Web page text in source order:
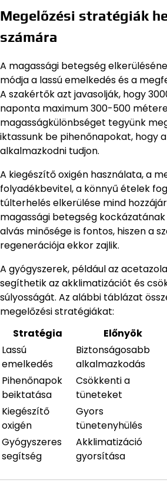
Megelőzési stratégiák
számára
A magassági betegség
módja a lassú emelkedés és a
A szakértők azt javasolják, hogy
naponta maximum 300-500
magasságkülönbséget tegyünk
iktassunk be pihenőnapokat, hogy
alkalmazkodni tudjon.
A kiegészítő oxigén használata, a
folyadékbevitel, a könnyű ételek
túlterhelés elkerülése mind
magassági betegség
alvás minősége is fontos, hiszen a
regenerációja ekkor zajlik.
A gyógyszerek, például az
segíthetik az akklimatizációt és
súlyosságát. Az alábbi táblázat
megelőzési stratégiákat:
Stratégia
Előnyök
Lassú
emelkedés
Biztonságosabb
alkalmazkodás
Pihenőnapok
beiktatása
Csökkenti a
tüneteket
Kiegészítő
oxigén
Gyors
tünetenyhülés
Gyógyszeres
segítség
Akklimatizáció
gyorsítása